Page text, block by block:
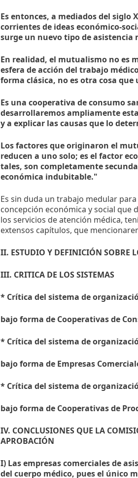
Es entonces, a mediados del siglo
corrientes de ideas económico-
surge un nuevo tipo de
En realidad, el mutualismo no es
esfera de acción del trabajo
forma clásica, no es otra cosa
Es una cooperativa de consumo
desarrollaremos ampliamente
y a explicar las causas que lo
Los factores que originaron el
reducen a uno solo; es el factor
tales, son completamente
económica indubitable."
Es sin duda un trabajo medular
concepción económica y social que
los servicios de atención médica,
extensos capítulos, que
II. ESTUDIO Y DEFINICIÓN SOBRE
III. CRITICA DE LOS SISTEMAS
* Crítica del sistema de
bajo forma de Cooperativas de
* Crítica del sistema de
bajo forma de Empresas
* Crítica del sistema de
bajo forma de Cooperativas de
IV. CONCLUSIONES QUE LA
APROBACIÓN
I) Las empresas comerciales de
del cuerpo médico, pues el único